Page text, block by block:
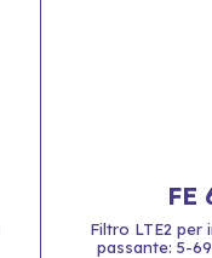
FE
Filtro LTE2 per
passante: 5-